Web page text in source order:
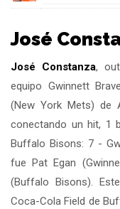
José
José Constanza,
equipo Gwinnett
(New York Mets) de
conectando un hit, 1
Buffalo Bisons: 7 -
fue Pat Egan
(Buffalo Bisons).
Coca-Cola Field de